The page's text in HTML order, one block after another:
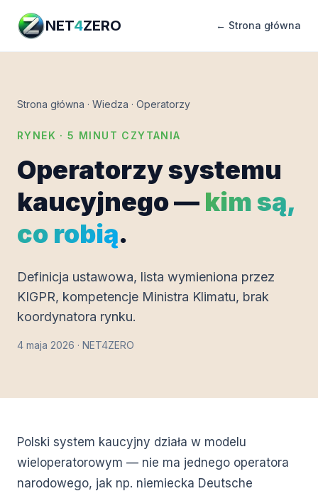
NET4ZERO ← Strona główna
Strona główna · Wiedza · Operatorzy
RYNEK · 5 MINUT CZYTANIA
Operatorzy systemu
kaucyjnego — kim są,
co robią.
Definicja ustawowa, lista wymieniona przez
KIGPR, kompetencje Ministra Klimatu, brak
koordynatora rynku.
4 maja 2026 · NET4ZERO
Polski system kaucyjny działa w modelu
wieloperatorowym — nie ma jednego operatora
narodowego, jak np. niemiecka Deutsche